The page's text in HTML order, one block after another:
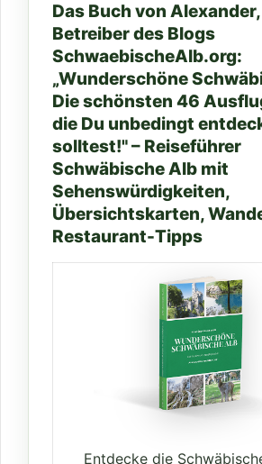
Das Buch von
Betreiber des Blogs
SchwaebischeAlb.org:
„Wunderschöne
Die schönsten 46
die Du unbedingt
solltest!" – Reiseführer
Schwäbische Alb mit
Sehenswürdigkeiten,
Übersichtskarten,
Restaurant-Tipps
Entdecke die